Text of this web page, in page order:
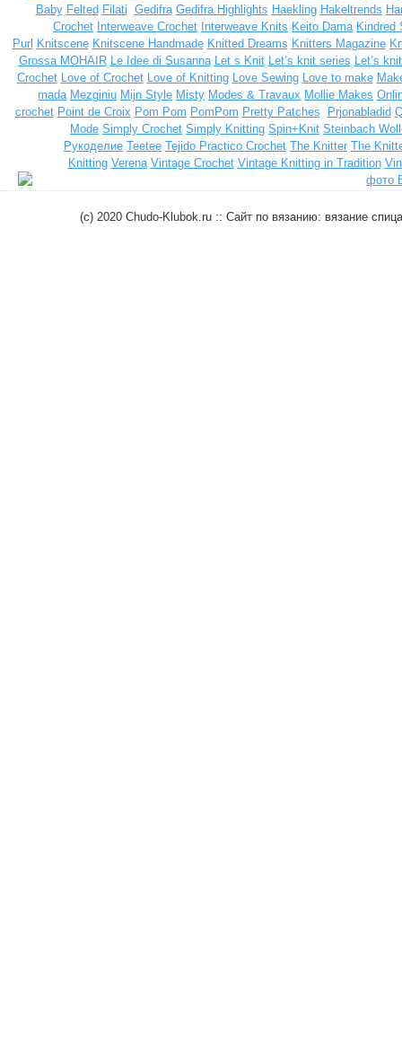
Baby Felted Filati Gedifra Gedifra Highlights Haekling Hakeltrends
Crochet Interweave Crochet Interweave Knits Keito Dama Kindred
Purl Knitscene Knitscene Handmade Knitted Dreams Knitters Magazine
Grossa MOHAIR Le Idee di Susanna Let s Knit Let’s knit series Let’s
Crochet Love of Crochet Love of Knitting Love Sewing Love to make
mada Mezginiu Mijn Style Misty Modes & Travaux Mollie Makes
crochet Point de Croix Pom Pom PomPom Pretty Patches Prjonabladid
Mode Simply Crochet Simply Knitting Spin+Knit Steinbach
Рукоделие Teetee Tejido Practico Crochet The Knitter The
Knitting Verena Vintage Crochet Vintage Knitting in Tradition
(c) 2020 Chudo-Klubok.ru :: Сайт по вязанию: вязание